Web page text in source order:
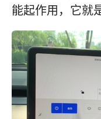
能起作用，它就